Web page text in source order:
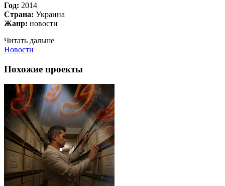
Год: 2014
Страна: Украина
Жанр: новости
Читать дальше
Новости
Похожие проекты